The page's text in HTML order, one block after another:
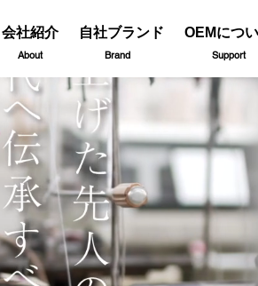
About
会社紹介 自社ブランド
Brand Support
OEMにつ